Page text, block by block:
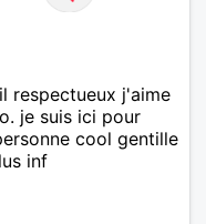
respectueux j'aime
je suis ici pour
cool gentille
inf